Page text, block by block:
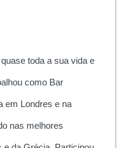
toda a sua vida e
como Bar
em Londres e na
nas melhores